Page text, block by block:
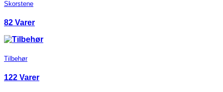
Skorstene
82 Varer
Tilbehør
122 Varer